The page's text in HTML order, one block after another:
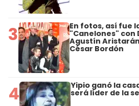
3 En fotos, así fue
"Canelones" con
Agustín
César Bordón
4 Yipio ganó la
será líder de la